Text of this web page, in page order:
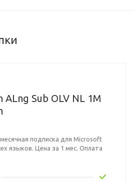
ALng Sub OLV NL 1M
подписка для Microsoft
языков. Цена за 1 мес. Оплата